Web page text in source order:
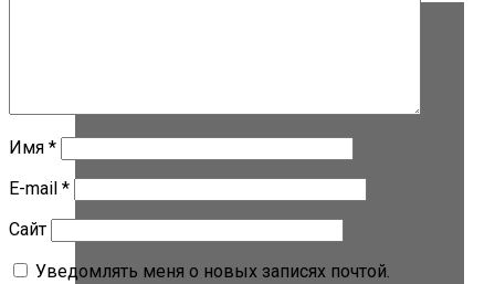
Имя *
E-mail *
Сайт
Уведомлять меня о новых записях почтой.